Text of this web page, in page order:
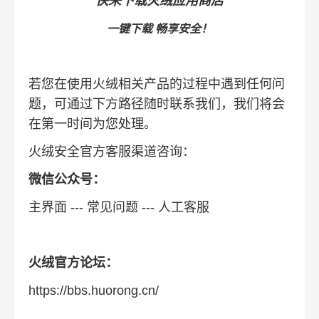
一键下载 畅享安全！
若您在使用火绒相关产品的过程中遇到任何问
题，可通过下方路径随时联系我们，我们将会
在第一时间为您处理。
火绒安全官方客服渠道咨询：
微信公众号：
主界面 --- 常见问题 --- 人工客服
火绒官方论坛：
https://bbs.huorong.cn/